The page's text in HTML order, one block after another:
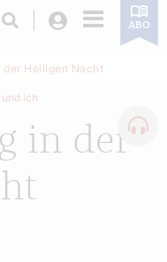
Login ABO
der Heiligen Nacht
in der
ich